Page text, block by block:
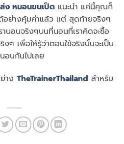
ง หมอนขนเป็ด แนะนำ แค่นี้คุณก็
อย่างคุ้มค่าแล้ว แต่ สุดท้ายจริงๆ
นอนจริงๆบนที่นอนที่เราคิดจะซื้อ
ๆ เพื่อให้รู้ว่าตอนใช้จริงนั้นจะเป็น
อนกันไปเลย
าง TheTrainerThailand สำหรับ